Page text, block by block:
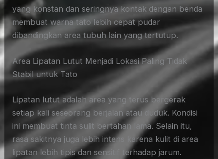
yang konstan dan seringnya kontak dengan benda
membuat warna tato lebih cepat pudar
dibandingkan area tubuh lain yang tertutup.
Area Lipatan Lutut Menjadi Lokasi Paling Tidak
Stabil untuk Tato
Lipatan lutut adalah area yang terus bergerak
setiap kali seseorang berjalan atau duduk. Kondisi
ini membuat tinta sulit bertahan lama. Selain itu,
rasa sakitnya juga lebih intens karena kulit di area
lipatan lebih tipis dan sensitif terhadap jarum.